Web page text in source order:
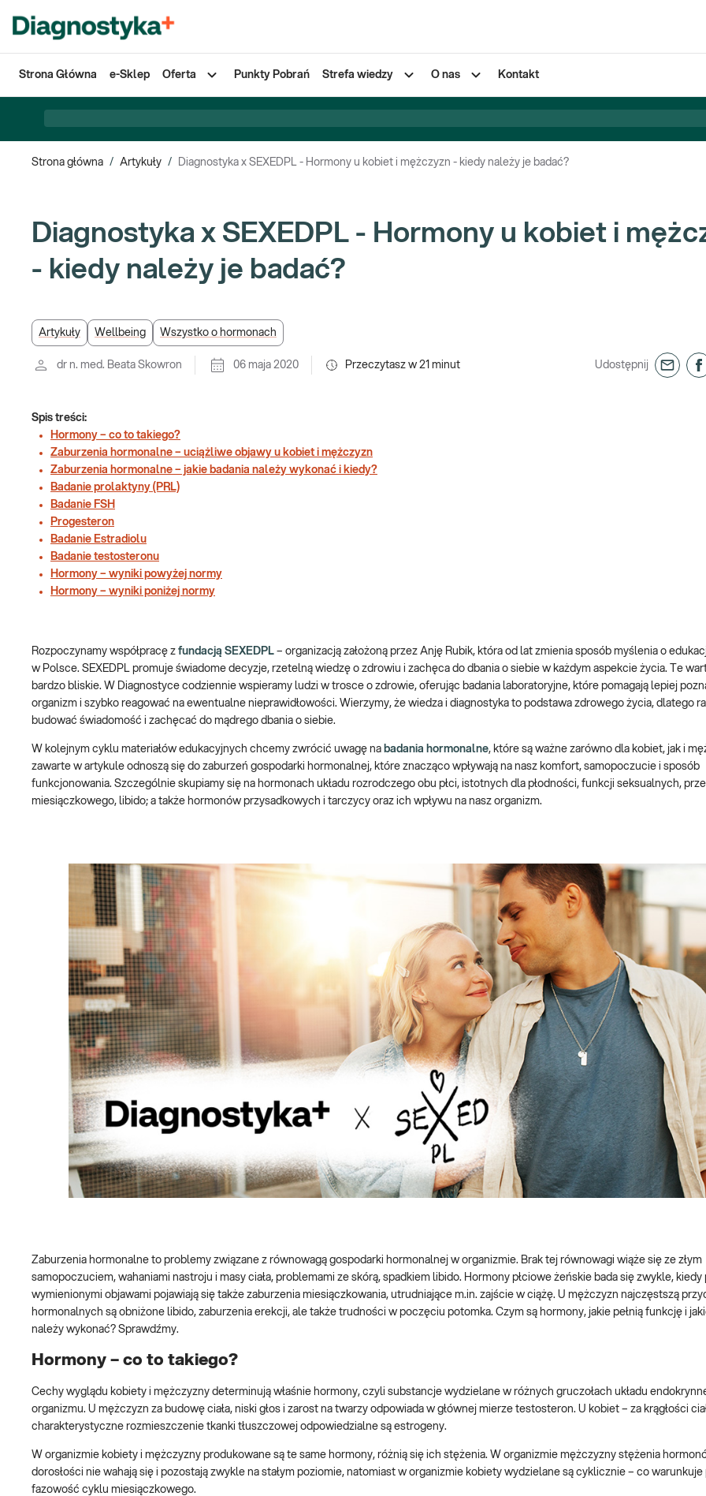
Strona Główna e-Sklep Oferta Punkty Pobrań Strefa wiedzy O nas Kontakt
Strona główna / Artykuły / Diagnostyka x SEXEDPL - Hormony u kobiet i mężczyzn - kiedy należy je badać?
Diagnostyka x SEXEDPL - Hormony u kobiet i
- kiedy należy je badać?
Artykuły Wellbeing Wszystko o hormonach
dr n. med. Beata Skowron 06 maja 2020 Przeczytasz w 21 minut Udostępnij
Spis treści:
Hormony – co to takiego?
Zaburzenia hormonalne – uciążliwe objawy u kobiet i mężczyzn
Zaburzenia hormonalne – jakie badania należy wykonać i kiedy?
Badanie prolaktyny (PRL)
Badanie FSH
Progesteron
Badanie Estradiolu
Badanie testosteronu
Hormony – wyniki powyżej normy
Hormony – wyniki poniżej normy
Rozpoczynamy współpracę z fundacją SEXEDPL – organizacją założoną przez Anję Rubik, która od lat zmienia sposób myślenia o
w Polsce. SEXEDPL promuje świadome decyzje, rzetelną wiedzę o zdrowiu i zachęca do dbania o siebie w każdym aspekcie życia. Te
bardzo bliskie. W Diagnostyce codziennie wspieramy ludzi w trosce o zdrowie, oferując badania laboratoryjne, które pomagają lepiej
organizm i szybko reagować na ewentualne nieprawidłowości. Wierzymy, że wiedza i diagnostyka to podstawa zdrowego życia, dlatego
budować świadomość i zachęcać do mądrego dbania o siebie.
W kolejnym cyklu materiałów edukacyjnych chcemy zwrócić uwagę na badania hormonalne, które są ważne zarówno dla kobiet, jak i
zawarte w artykule odnoszą się do zaburzeń gospodarki hormonalnej, które znacząco wpływają na nasz komfort, samopoczucie i sposób
funkcjonowania. Szczególnie skupiamy się na hormonach układu rozrodczego obu płci, istotnych dla płodności, funkcji seksualnych,
miesiączkowego, libido; a także hormonów przysadkowych i tarczycy oraz ich wpływu na nasz organizm.
Zaburzenia hormonalne to problemy związane z równowagą gospodarki hormonalnej w organizmie. Brak tej równowagi wiąże się ze złym
samopoczuciem, wahaniami nastroju i masy ciała, problemami ze skórą, spadkiem libido. Hormony płciowe żeńskie bada się zwykle, kiedy
wymienionymi objawami pojawiają się także zaburzenia miesiączkowania, utrudniające m.in. zajście w ciążę. U mężczyzn najczęstszą
hormonalnych są obniżone libido, zaburzenia erekcji, ale także trudności w poczęciu potomka. Czym są hormony, jakie pełnią funkcję i
należy wykonać? Sprawdźmy.
Hormony – co to takiego?
Cechy wyglądu kobiety i mężczyzny determinują właśnie hormony, czyli substancje wydzielane w różnych gruczołach układu
organizmu. U mężczyzn za budowę ciała, niski głos i zarost na twarzy odpowiada w głównej mierze testosteron. U kobiet – za krągłości
charakterystyczne rozmieszczenie tkanki tłuszczowej odpowiedzialne są estrogeny.
W organizmie kobiety i mężczyzny produkowane są te same hormony, różnią się ich stężenia. W organizmie mężczyzny stężenia
dorosłości nie wahają się i pozostają zwykle na stałym poziomie, natomiast w organizmie kobiety wydzielane są cyklicznie – co warunkuje
fazowość cyklu miesiączkowego.